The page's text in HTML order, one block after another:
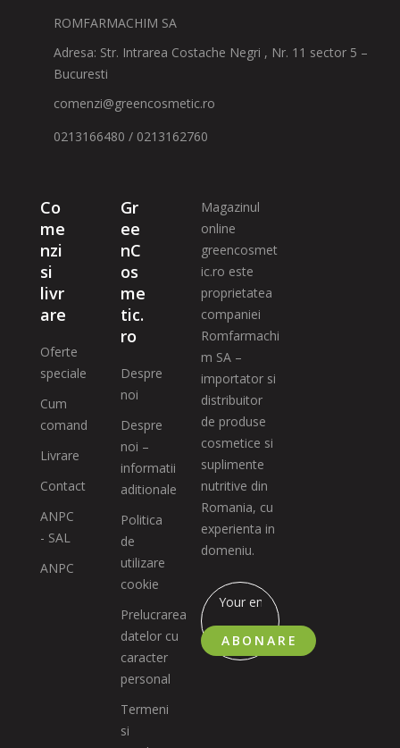
ROMFARMACHIM SA
Adresa: Str. Intrarea Costache Negri , Nr. 11 sector 5 –
Bucuresti
comenzi@greencosmetic.ro
0213166480 / 0213162760
Co
me
nzi
si
livr
are
Oferte
speciale
Cum
comand
Livrare
Contact
ANPC
- SAL
ANPC
Gr
ee
nC
os
me
tic.
ro
Despre
noi
Despre
noi –
informatii
aditionale
Politica
de
utilizare
cookie
Prelucrarea
datelor cu
caracter
personal
Termeni
si
Magazinul
online
greencosmet
ic.ro este
proprietatea
companiei
Romfarmachi
m SA –
importator si
distribuitor
de produse
cosmetice si
suplimente
nutritive din
Romania, cu
experienta in
domeniu.
ABONARE